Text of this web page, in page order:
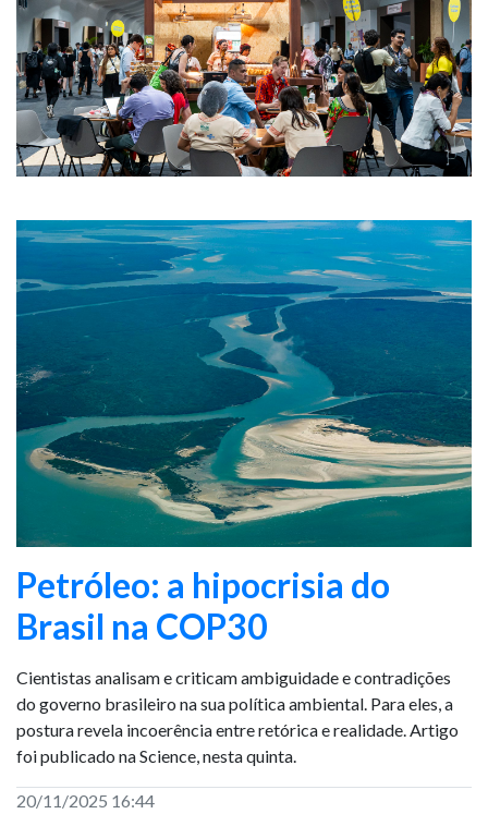
Petróleo: a hipocrisia do
Brasil na COP30
Cientistas analisam e criticam ambiguidade e contradições
do governo brasileiro na sua política ambiental. Para eles, a
postura revela incoerência entre retórica e realidade. Artigo
foi publicado na Science, nesta quinta.
20/11/2025 16:44